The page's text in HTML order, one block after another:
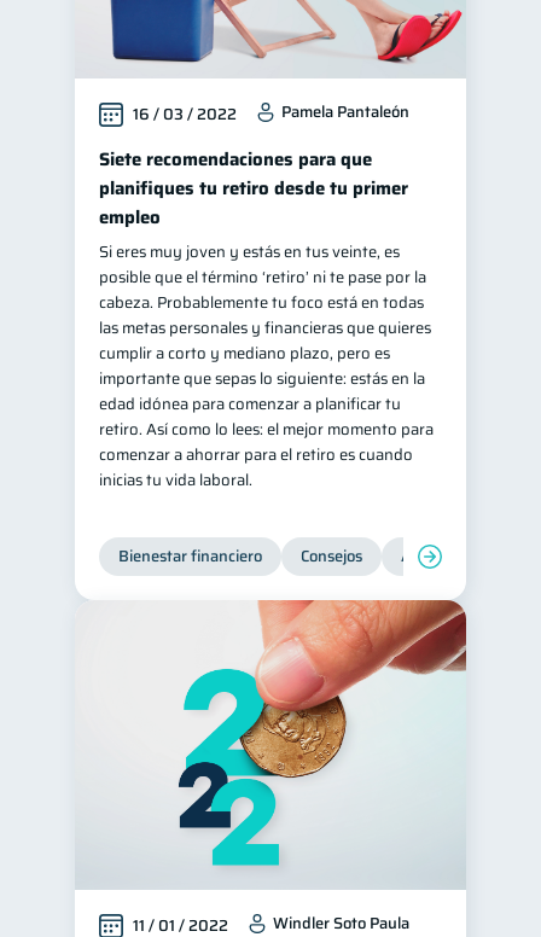
16 / 03 / 2022 Pamela Pantaleón
Siete recomendaciones para que
planifiques tu retiro desde tu primer
empleo
Si eres muy joven y estás en tus veinte, es
posible que el término ‘retiro’ ni te pase por la
cabeza. Probablemente tu foco está en todas
las metas personales y financieras que quieres
cumplir a corto y mediano plazo, pero es
importante que sepas lo siguiente: estás en la
edad idónea para comenzar a planificar tu
retiro. Así como lo lees: el mejor momento para
comenzar a ahorrar para el retiro es cuando
inicias tu vida laboral.
Bienestar financiero Consejos Ahorro
11 / 01 / 2022 Windler Soto Paula